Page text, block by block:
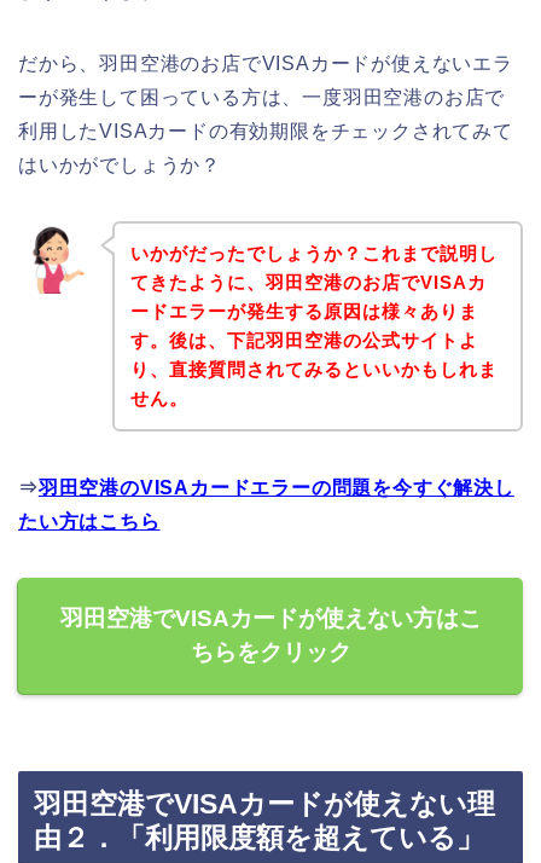
だから、羽田空港のお店でVISAカードが使えないエラ
ーが発生して困っている方は、一度羽田空港のお店で
利用したVISAカードの有効期限をチェックされてみて
はいかがでしょうか？
いかがだったでしょうか？これまで説明し
てきたように、羽田空港のお店でVISAカ
ードエラーが発生する原因は様々ありま
す。後は、下記羽田空港の公式サイトよ
り、直接質問されてみるといいかもしれま
せん。
⇒羽田空港のVISAカードエラーの問題を今すぐ解決し
たい方はこちら
羽田空港でVISAカードが使えない方はこ
ちらをクリック
羽田空港でVISAカードが使えない理
由２．「利用限度額を超えている」